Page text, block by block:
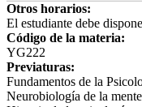
Otros horarios:
El estudiante debe
Código de la materia:
YG222
Previaturas:
Fundamentos de la
Neurobiología de la mente